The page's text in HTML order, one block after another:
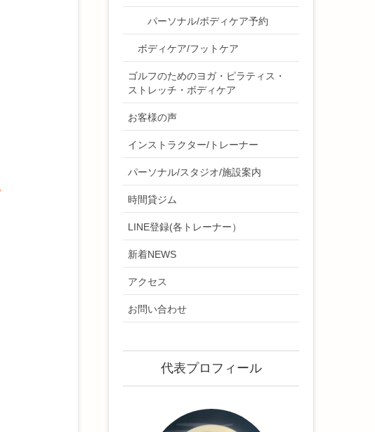
パーソナル/ボディケア予約
ボディケア/フットケア
ゴルフのためのヨガ・ピラティス・
ストレッチ・ボディケア
お客様の声
インストラクター/トレーナー
パーソナル/スタジオ/施設案内
時間貸ジム
LINE登録(各トレーナー）
新着NEWS
アクセス
お問い合わせ
代表プロフィール